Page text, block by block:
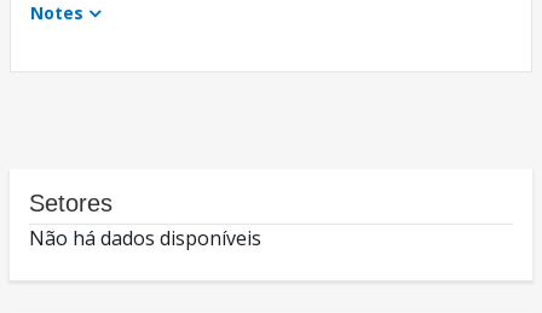
Notes
Setores
Não há dados disponíveis